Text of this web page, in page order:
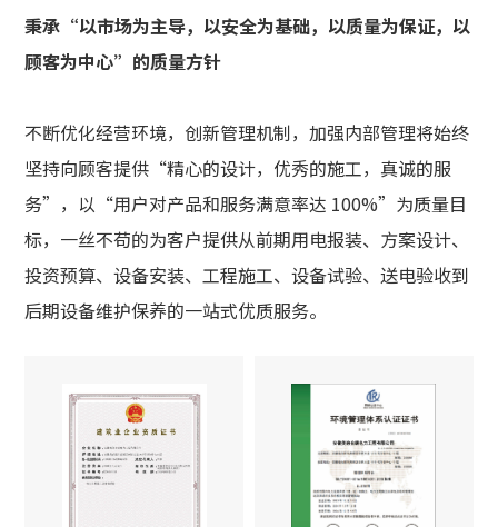
秉承“以市场为主导，以安全为基础，以质量为保证，以
顾客为中心”的质量方针
不断优化经营环境，创新管理机制，加强内部管理将始终
坚持向顾客提供“精心的设计，优秀的施工，真诚的服
务”，以“用户对产品和服务满意率达 100%”为质量目
标，一丝不苟的为客户提供从前期用电报装、方案设计、
投资预算、设备安装、工程施工、设备试验、送电验收到
后期设备维护保养的一站式优质服务。